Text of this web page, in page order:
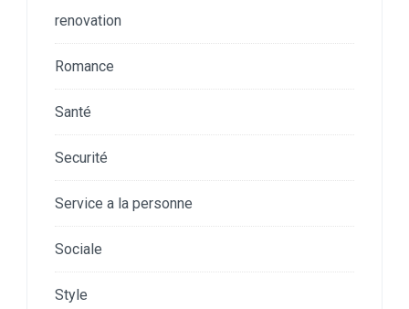
renovation
Romance
Santé
Securité
Service a la personne
Sociale
Style